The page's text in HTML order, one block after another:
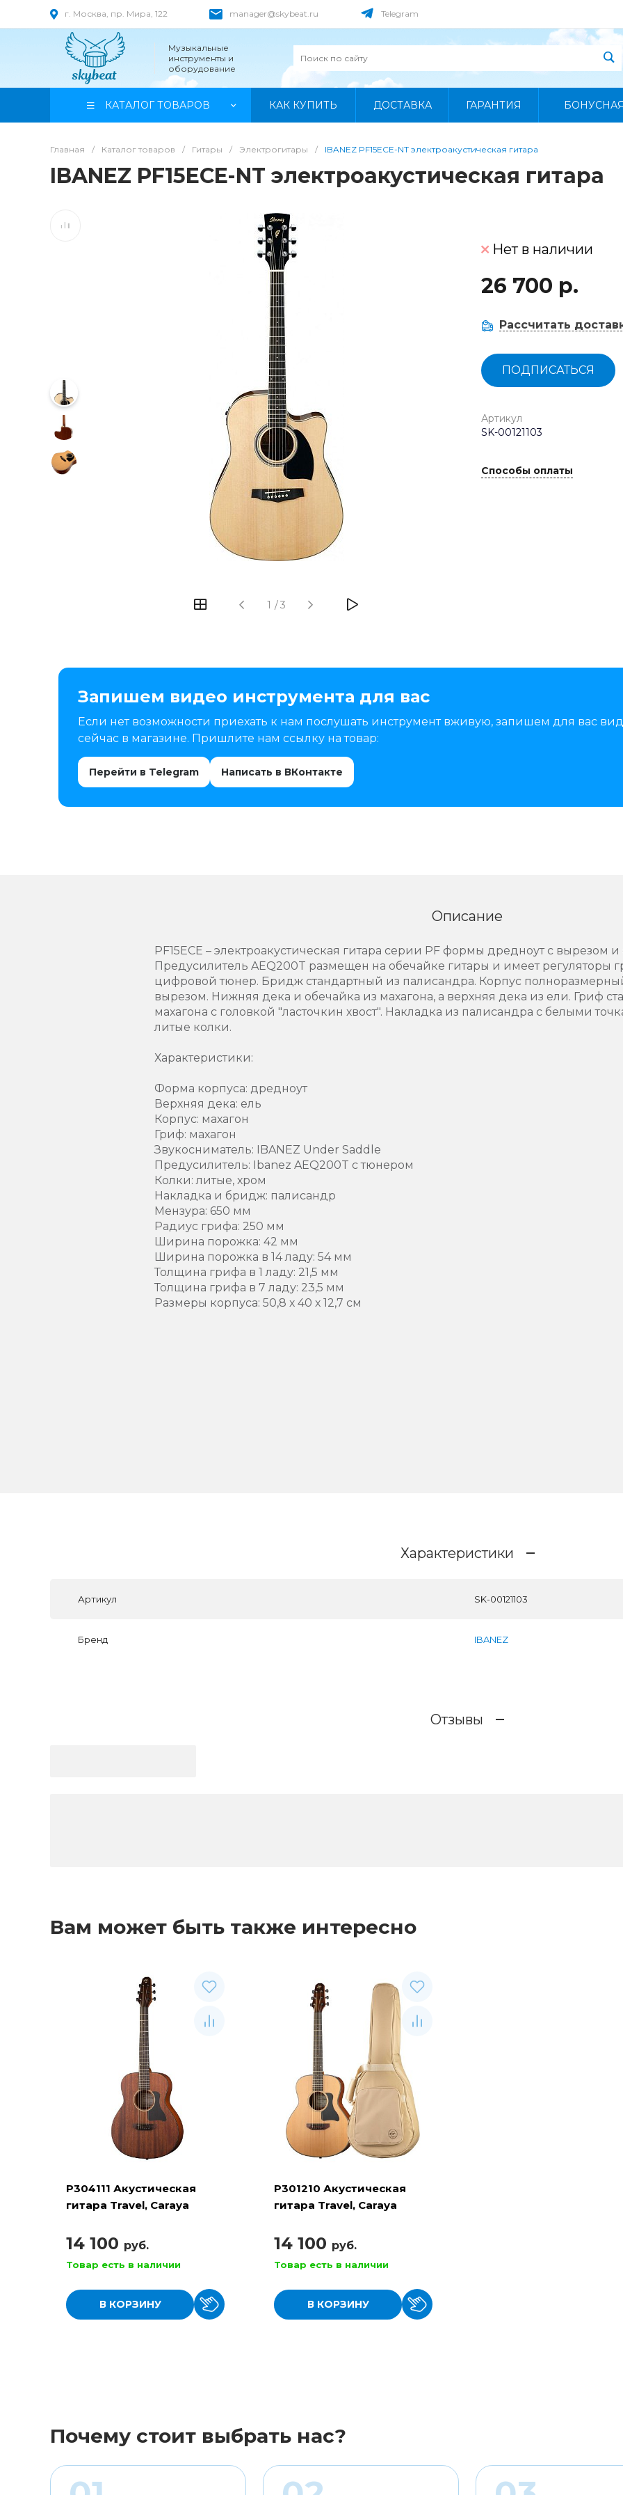
г. Москва, пр. Мира, 122 manager@skybeat.ru Telegram
Музыкальные
инструменты и
оборудование
КАТАЛОГ ТОВАРОВ КАК КУПИТЬ ДОСТАВКА ГАРАНТИЯ
Главная / Каталог товаров / Гитары / Электрогитары / IBANEZ PF15ECE-NT электроакустическая гитара
IBANEZ PF15ECE-NT электроакустическая гитара
1 /3
Нет в наличии
26 700 р.
Рассчитать
ПОДПИСАТЬСЯ
Артикул
SK-00121103
Способы оплаты
Запишем видео инструмента для вас
Если нет возможности приехать к нам послушать инструмент вживую, запишем для вас
сейчас в магазине. Пришлите нам ссылку на товар:
Перейти в Telegram Написать в ВКонтакте
Описание
PF15ECE – электроакустическая гитара серии PF формы дредноут с вырезом
Предусилитель AEQ200T размещен на обечайке гитары и имеет регуляторы
цифровой тюнер. Бридж стандартный из палисандра. Корпус
вырезом. Нижняя дека и обечайка из махагона, а верхняя дека из ели. Гриф
махагона с головкой "ласточкин хвост". Накладка из палисандра с белыми
литые колки.
Характеристики:
Форма корпуса: дредноут
Верхняя дека: ель
Корпус: махагон
Гриф: махагон
Звукосниматель: IBANEZ Under Saddle
Предусилитель: Ibanez AEQ200T с тюнером
Колки: литые, хром
Накладка и бридж: палисандр
Мензура: 650 мм
Радиус грифа: 250 мм
Ширина порожка: 42 мм
Ширина порожка в 14 ладу: 54 мм
Толщина грифа в 1 ладу: 21,5 мм
Толщина грифа в 7 ладу: 23,5 мм
Размеры корпуса: 50,8 х 40 х 12,7 см
Характеристики
Артикул SK-00121103
Бренд IBANEZ
Отзывы
Вам может быть также интересно
P304111 Акустическая
гитара Travel, Caraya
14 100 руб.
Товар есть в наличии
В КОРЗИНУ
P301210 Акустическая
гитара Travel, Caraya
14 100 руб.
Товар есть в наличии
В КОРЗИНУ
Почему стоит выбрать нас?